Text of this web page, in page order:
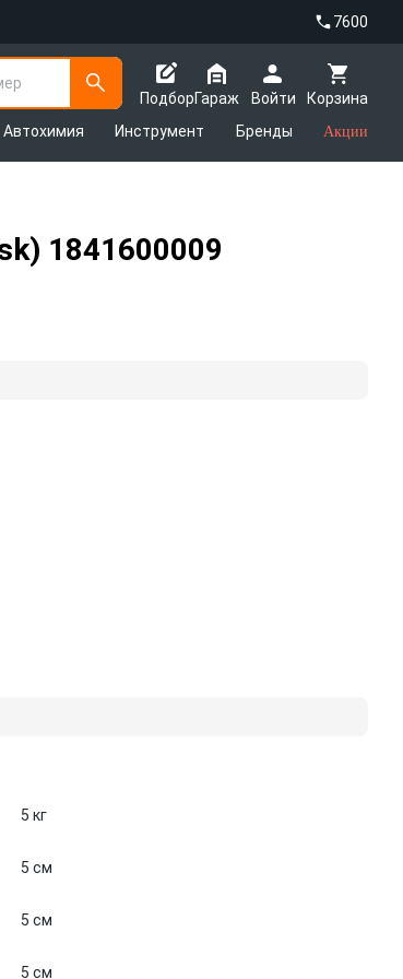
7600
Подбор
Корзина
Гараж
Войти
Автохимия Инструмент Бренды Акции
1841600009
5 кг
5 см
5 см
5 см